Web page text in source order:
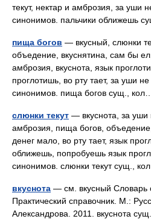
текут, нектар и амброзия, за уши
синонимов. пальчики оближешь
пища богов — вкусный, слюнки
объедение, вкуснятина, сам бы
амброзия, вкуснота, язык
проглотишь, во рту тает, за уши
синонимов. пища богов сущ.,
слюнки текут — вкуснота, за уши
амброзия, пища богов,
денег мало, во рту тает, язык
оближешь, попробуешь язык
синонимов. слюнки текут сущ.,
вкуснота — см. вкусный Словарь
Практический справочник. М.:
Александрова. 2011. вкуснота